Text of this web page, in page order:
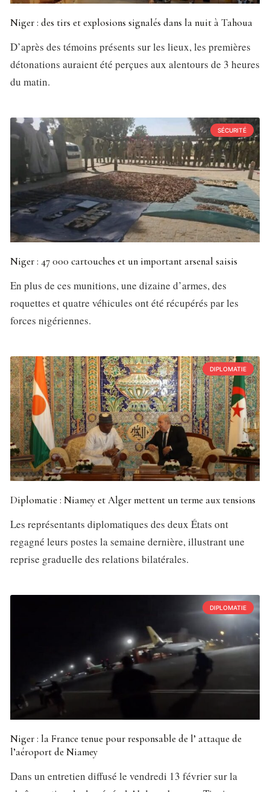
Niger : des tirs et explosions signalés dans la nuit à Tahoua
D’après des témoins présents sur les lieux, les premières
détonations auraient été perçues aux alentours de 3 heures
du matin.
SÉCURITÉ
Niger : 47 000 cartouches et un important arsenal saisis
En plus de ces munitions, une dizaine d’armes, des
roquettes et quatre véhicules ont été récupérés par les
forces nigériennes.
DIPLOMATIE
Diplomatie : Niamey et Alger mettent un terme aux tensions
Les représentants diplomatiques des deux États ont
regagné leurs postes la semaine dernière, illustrant une
reprise graduelle des relations bilatérales.
DIPLOMATIE
Niger : la France tenue pour responsable de l’ attaque de
l’aéroport de Niamey
Dans un entretien diffusé le vendredi 13 février sur la